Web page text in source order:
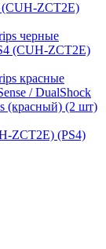
(CUH-ZCT2E)
черные
(CUH-ZCT2E)
красные
/ DualShock
(красный) (2 шт)
ZCT2E) (PS4)